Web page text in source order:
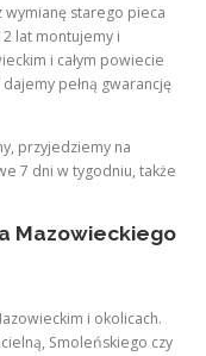
wymianę starego pieca
lat montujemy i
i całym powiecie
pełną gwarancję
przyjedziemy na
7 dni w tygodniu, także
Mazowieckiego
i okolicach.
Smoleńskiego czy